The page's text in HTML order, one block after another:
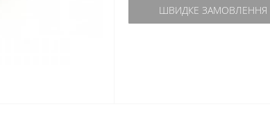
ШВИДКЕ ЗАМОВЛЕННЯ